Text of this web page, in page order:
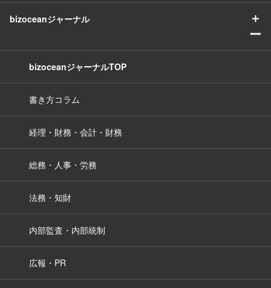
bizoceanジャーナル
＋
ー
bizoceanジャーナルTOP
書き方コラム
経理・財務・会計・財務
総務・人事・労務
法務・知財
内部監査・内部統制
広報・PR